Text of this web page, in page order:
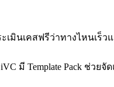
เมินเคสฟรีว่าทางไหนเร็
มี Template Pack ช่วย